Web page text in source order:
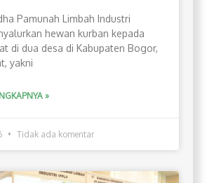
Pamunah Limbah Industri
hewan kurban kepada
di dua desa di Kabupaten Bogor,
yakni
»
Tidak ada komentar